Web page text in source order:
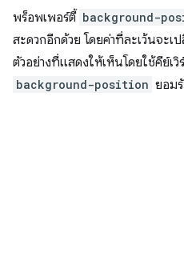
พร็อพเพอร์ตี้ background-
สะดวกอีกด้วย โดยค่าที่ละเว้นจะเ
ตัวอย่างที่แสดงให้เห็นโดยใช้คีย์เ
background-position ยอม